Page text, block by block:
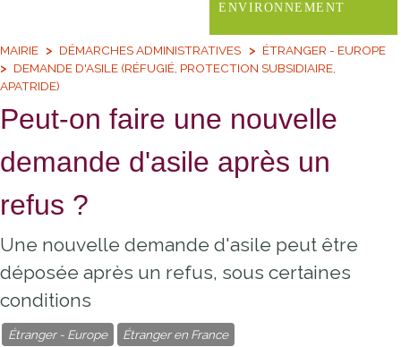
ENVIRONNEMENT
MAIRIE DÉMARCHES ADMINISTRATIVES
ÉTRANGER - EUROPE
DEMANDE D'ASILE (RÉFUGIÉ, PROTECTION SUBSIDIAIRE,
APATRIDE)
Peut-on faire une nouvelle
demande d'asile après un
refus ?
Une nouvelle demande d'asile peut être
déposée après un refus, sous certaines
conditions
Étranger - Europe Étranger en France